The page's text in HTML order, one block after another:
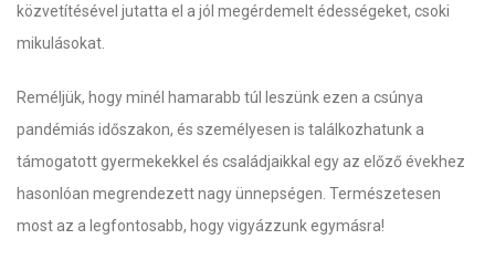
közvetítésével jutatta el a jól megérdemelt édességeket, csoki
mikulásokat.
Reméljük, hogy minél hamarabb túl leszünk ezen a csúnya
pandémiás időszakon, és személyesen is találkozhatunk a
támogatott gyermekekkel és családjaikkal egy az előző évekhez
hasonlóan megrendezett nagy ünnepségen. Természetesen
most az a legfontosabb, hogy vigyázzunk egymásra!